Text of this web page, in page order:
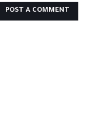
POST A COMMENT